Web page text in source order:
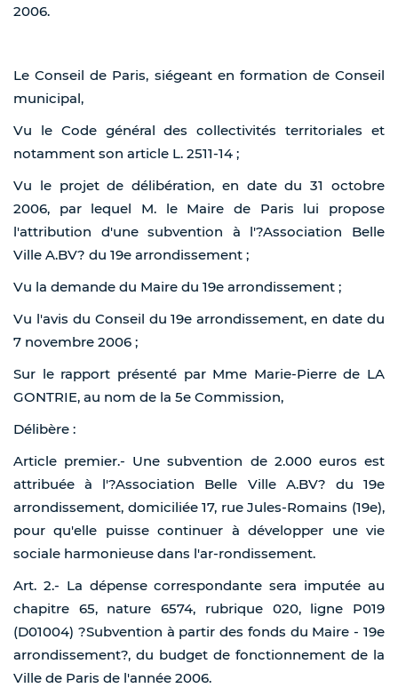
2006.
Le Conseil de Paris, siégeant en formation de Conseil
municipal,
Vu le Code général des collectivités territoriales et
notamment son article L. 2511-14 ;
Vu le projet de délibération, en date du 31 octobre
2006, par lequel M. le Maire de Paris lui propose
l'attribution d'une subvention à l'?Association Belle
Ville A.BV? du 19e arrondissement ;
Vu la demande du Maire du 19e arrondissement ;
Vu l'avis du Conseil du 19e arrondissement, en date du
7 novembre 2006 ;
Sur le rapport présenté par Mme Marie-Pierre de LA
GONTRIE, au nom de la 5e Commission,
Délibère :
Article premier.- Une subvention de 2.000 euros est
attribuée à l'?Association Belle Ville A.BV? du 19e
arrondissement, domiciliée 17, rue Jules-Romains (19e),
pour qu'elle puisse continuer à développer une vie
sociale harmonieuse dans l'ar-rondissement.
Art. 2.- La dépense correspondante sera imputée au
chapitre 65, nature 6574, rubrique 020, ligne P019
(D01004) ?Subvention à partir des fonds du Maire - 19e
arrondissement?, du budget de fonctionnement de la
Ville de Paris de l'année 2006.